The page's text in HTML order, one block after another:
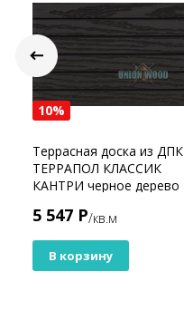
10%
Террасная доска из ДПК
ТЕРРАПОЛ КЛАССИК
КАНТРИ черное дерево
5 547 Р/кв.м
В корзину